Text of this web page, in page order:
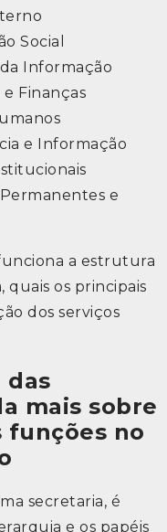
Social
Informação
Finanças
e Informação
e
a estrutura
quais os principais
dos serviços
mais sobre
funções no
secretaria, é
e os papéis